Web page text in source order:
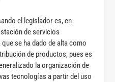
el legislador es, en
de servicios
se ha dado de alta como
de productos, pues es
la organización de
tecnologías a partir del uso